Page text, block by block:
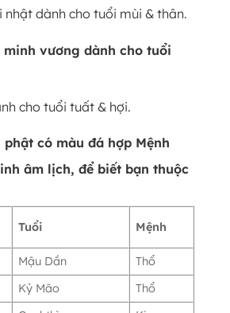
nhật dành cho tuổi mùi & thân.
minh vương dành cho tuổi
cho tuổi tuất & hợi.
phật có màu đá hợp Mệnh
âm lịch, để biết bạn thuộc
Tuổi Mệnh
Mậu Dần
Thổ
Kỷ Mão
Thổ